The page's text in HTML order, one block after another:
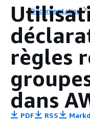
Documentation
règles
dans
PDF RSS